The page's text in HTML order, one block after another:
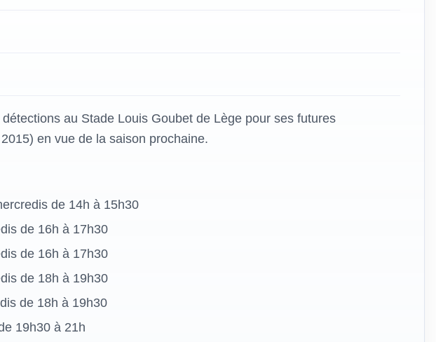
au Stade Louis Goubet de Lège pour ses futures
en vue de la saison prochaine.
de 14h à 15h30
de 16h à 17h30
de 16h à 17h30
de 18h à 19h30
de 18h à 19h30
19h30 à 21h